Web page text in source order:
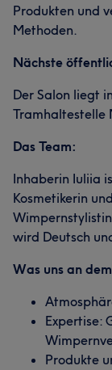
Produkten und
Methoden.
Nächste
Der Salon liegt
Tramhaltestelle
Das Team:
Inhaberin Iuliia
Kosmetikerin
wird Deutsch
Was uns an
Expertise:
Produkte